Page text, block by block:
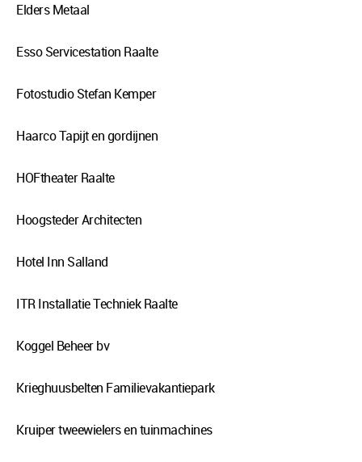
Elders Metaal
Esso Servicestation Raalte
Fotostudio Stefan Kemper
Haarco Tapijt en gordijnen
HOFtheater Raalte
Hoogsteder Architecten
Hotel Inn Salland
ITR Installatie Techniek Raalte
Koggel Beheer bv
Krieghuusbelten Familievakantiepark
Kruiper tweewielers en tuinmachines